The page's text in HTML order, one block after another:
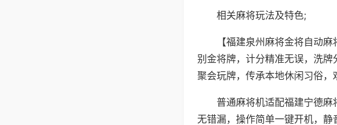
相关麻将玩法及特色;
【福建泉州麻将金将自动
别金将牌，计分精准无误，洗
聚会玩牌，传承本地休闲习俗，
普通麻将机适配福建宁德
无错漏，操作简单一键开机，静